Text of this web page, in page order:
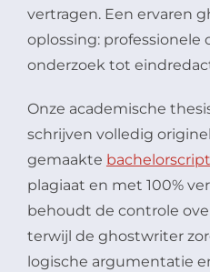
vertragen. Een ervaren
oplossing: professionele
onderzoek tot
Onze academische
schrijven volledig
gemaakte
plagiaat en met 100%
behoudt de controle
terwijl de ghostwriter
logische argumentatie